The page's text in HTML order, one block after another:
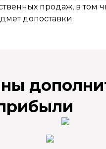
продаж, в том
допоставки.